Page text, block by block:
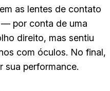
as lentes de contato
por conta de uma
direito, mas sentiu
com óculos. No final,
sua performance.